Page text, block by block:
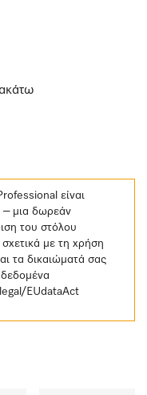
είναι
μια δωρεάν
του στόλου
με τη χρήση
τα δικαιώματά σας
EUdataAct